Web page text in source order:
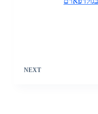
NEXT